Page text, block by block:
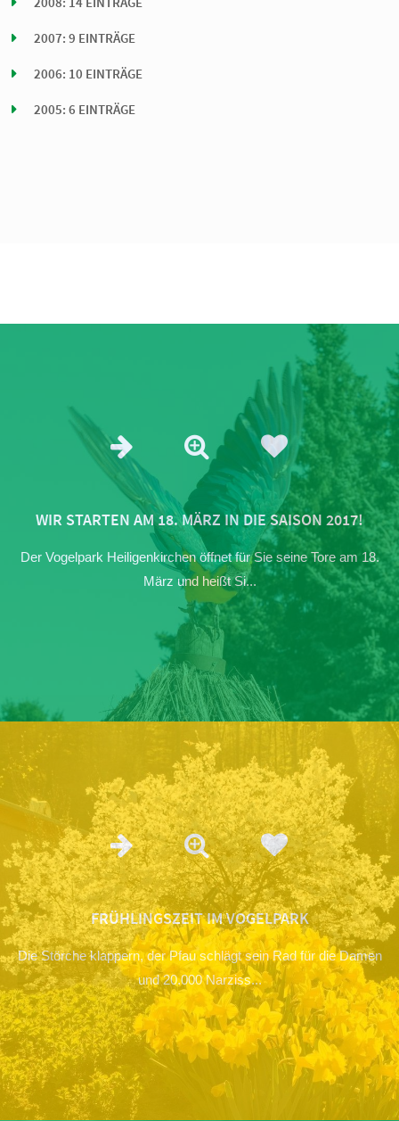
2007: 9 EINTRÄGE
2006: 10 EINTRÄGE
2005: 6 EINTRÄGE
WIR STARTEN AM 18. MÄRZ IN DIE SAISON 2017!
Der Vogelpark Heiligenkirchen öffnet für Sie seine Tore am 18.
März und heißt Si...
FRÜHLINGSZEIT IM VOGELPARK
Die Störche klappern, der Pfau schlägt sein Rad für die Damen
und 20.000 Narziss...